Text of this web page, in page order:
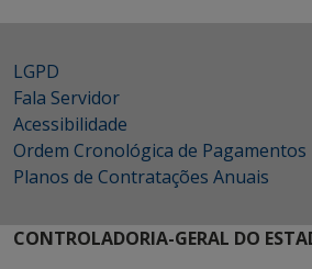
LGPD
Fala Servidor
Acessibilidade
Ordem Cronológica de Pagamentos
Planos de Contratações Anuais
CONTROLADORIA-GERAL DO